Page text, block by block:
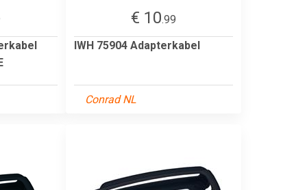
€ 10.99
IWH 75904 Adapterkabel
Conrad NL